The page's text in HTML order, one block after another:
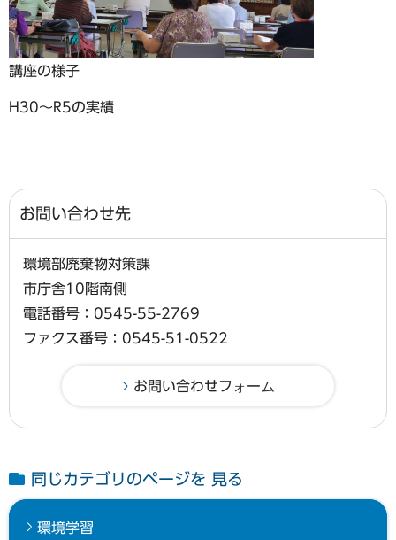
講座の様子
H30～R5の実績
お問い合わせ先
環境部廃棄物対策課
市庁舎10階南側
電話番号：0545-55-2769
ファクス番号：0545-51-0522
同じカテゴリのページを 見る
環境学習